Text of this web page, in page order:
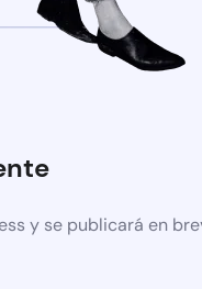
y se publicará en